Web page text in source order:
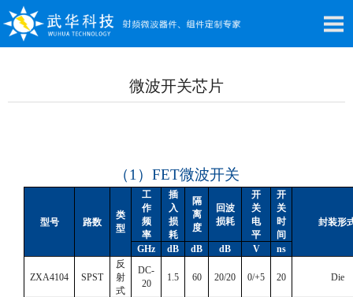
微波开关芯片
（1 ） FET微波开关
型号 路数
类
型
工
作
频
率
插
入
损
耗
隔
离
度
回波
损耗
开
关
电
平
开
关
时
间
封装形
GHz dB dB dB V ns
ZXA4104 SPST
反
射
式
DC-
20
1.5 60 20/20 0/+5 20 Die